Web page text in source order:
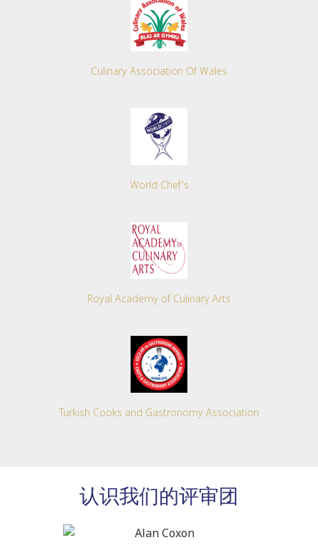
Culinary Association Of Wales
World Chef's
Royal Academy of Culinary Arts
Turkish Cooks and Gastronomy Association
认识我们的评审团